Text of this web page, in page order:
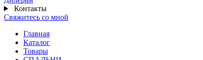
Контакты
Свяжитесь со мной
Главная
Каталог
Товары